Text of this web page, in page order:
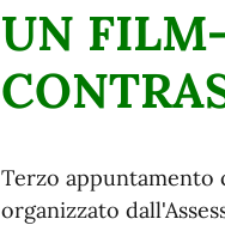
UN
Terzo appuntamento
organizzato